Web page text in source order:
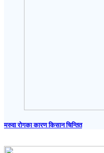
मरुवा रोगका कारण किसान चिन्तित